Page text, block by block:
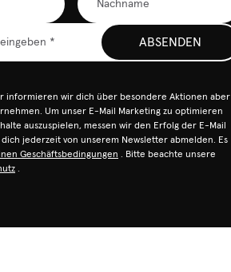
ABSENDEN
informieren wir dich über besondere Aktionen aber
Um unser E-Mail Marketing zu optimieren
auszuspielen, messen wir den Erfolg der E-Mail
dich jederzeit von unserem Newsletter abmelden. Es
Geschäftsbedingungen . Bitte beachte unsere
.